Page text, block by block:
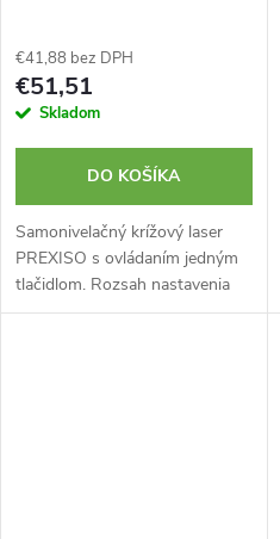
€41,88 bez DPH
€51,51
Skladom
DO KOŠÍKA
Samonivelačný krížový laser
PREXISO s ovládaním jedným
tlačidlom. Rozsah nastavenia
±4 stupne. Dve jasné línie -